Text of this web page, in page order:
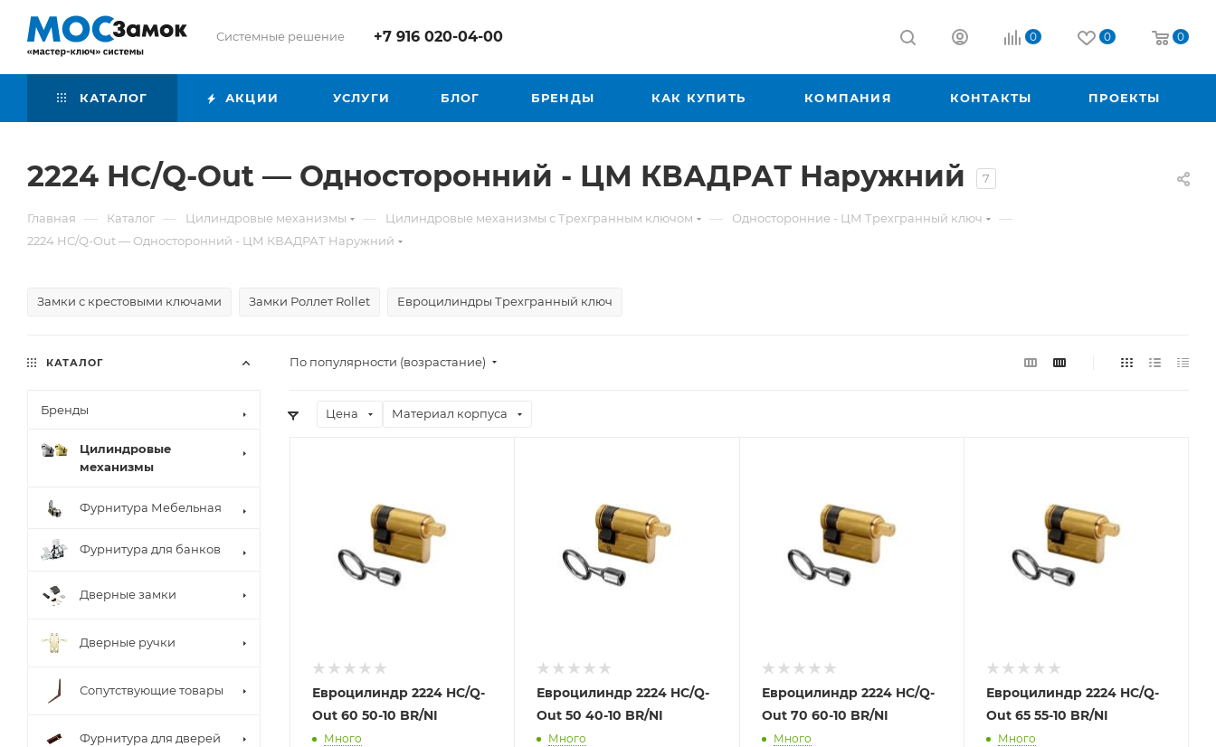
Системные решение +7 916 020-04-00 0 0 0
КАТАЛОГ АКЦИИ УСЛУГИ БЛОГ БРЕНДЫ КАК КУПИТЬ КОМПАНИЯ КОНТАКТЫ ПРОЕКТЫ
2224 HC/Q-Out — Односторонний - ЦМ КВАДРАТ Наружний 7
Главная — Каталог — Цилиндровые механизмы — Цилиндровые механизмы с Трехгранным ключом — Односторонние - ЦМ Трехгранный ключ —
2224 HC/Q-Out — Односторонний - ЦМ КВАДРАТ Наружний
Замки с крестовыми ключами Замки Роллет Rollet Евроцилиндры Трехгранный ключ
По популярности (возрастание)
Цена Материал корпуса
Евроцилиндр 2224 HC/Q-
Out 60 50-10 BR/NI
Много
Евроцилиндр 2224 HC/Q-
Out 50 40-10 BR/NI
Много
Евроцилиндр 2224 HC/Q-
Out 70 60-10 BR/NI
Много
Евроцилиндр 2224 HC/Q-
Out 65 55-10 BR/NI
Много
КАТАЛОГ
Бренды
Цилиндровые
механизмы
Фурнитура Мебельная
Фурнитура для банков
Дверные замки
Дверные ручки
Сопутствующие товары
Фурнитура для дверей